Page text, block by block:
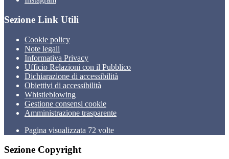
Sezione Link Utili
Cookie policy
Note legali
Informativa Privacy
Ufficio Relazioni con il Pubblico
Dichiarazione di accessibilità
Obiettivi di accessibilità
Whistleblowing
Gestione consensi cookie
Amministrazione trasparente
Pagina visualizzata 72 volte
Sezione Copyright